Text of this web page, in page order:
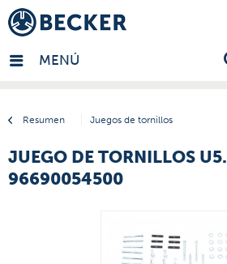
MENÚ
Resumen Juegos de tornillos
- ES
JUEGO DE TORNILLOS
96690054500